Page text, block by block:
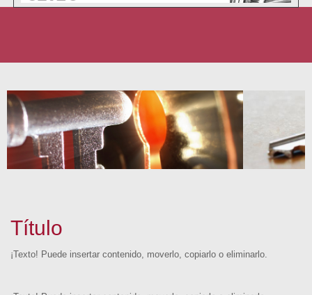
Título
¡Texto! Puede insertar contenido, moverlo, copiarlo o eliminarlo.